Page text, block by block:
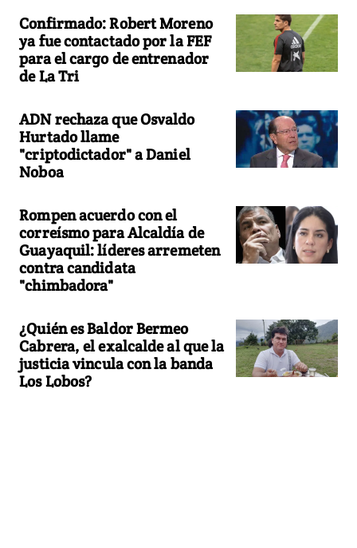
Confirmado: Robert Moreno
ya fue contactado por la FEF
para el cargo de entrenador
de La Tri
ADN rechaza que Osvaldo
Hurtado llame
"criptodictador" a Daniel
Noboa
Rompen acuerdo con el
correísmo para Alcaldía de
Guayaquil: líderes arremeten
contra candidata
"chimbadora"
¿Quién es Baldor Bermeo
Cabrera, el exalcalde al que la
justicia vincula con la banda
Los Lobos?